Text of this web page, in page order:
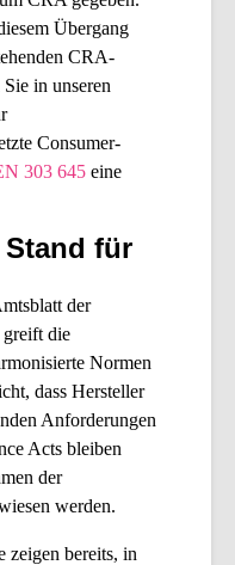
Übergang
CRA-
in unseren
Consumer-
303 645 eine
Stand für
der
greift die
Normen
dass Hersteller
Anforderungen
Acts bleiben
der
werden.
zeigen bereits, in